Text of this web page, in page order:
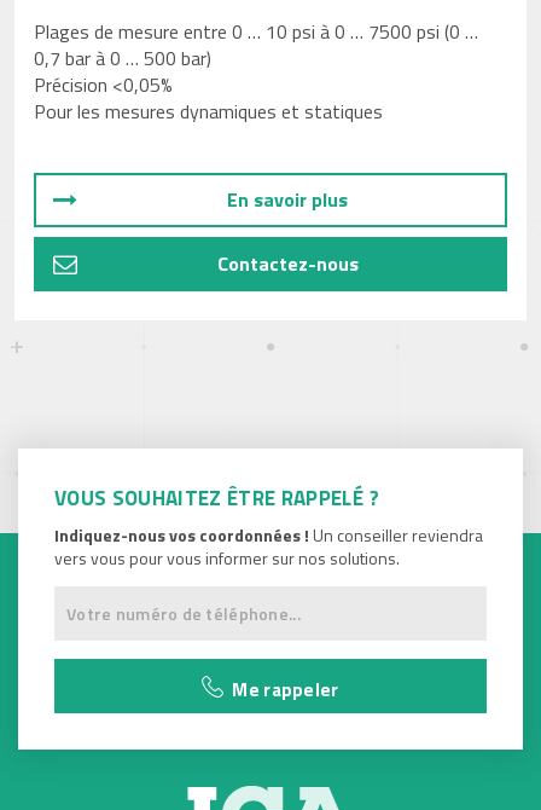
Plages de mesure entre 0 … 10 psi à 0 … 7500 psi (0 …
0,7 bar à 0 … 500 bar)
Précision <0,05%
Pour les mesures dynamiques et statiques
En savoir plus
Contactez-nous
VOUS SOUHAITEZ ÊTRE RAPPELÉ ?
Indiquez-nous vos coordonnées ! Un conseiller reviendra
vers vous pour vous informer sur nos solutions.
Me rappeler